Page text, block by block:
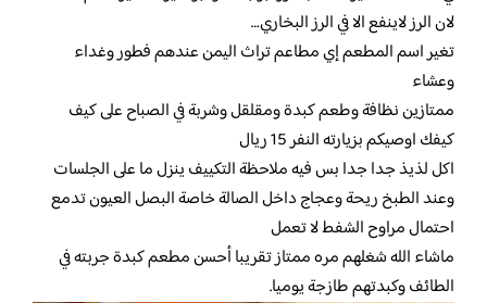
لان الرز لاينفع الا في الرز البخاري…
تغير اسم المطعم إي مطاعم تراث اليمن عندهم فطور وغداء
وعشاء
ممتازين نظافة وطعم كبدة ومقلقل وشربة في الصباح على كيف
كيفك اوصيكم بزيارته النفر 15 ريال
اكل لذيذ جدا جدا بس فيه ملاحظة التكييف ينزل ما على الجلسات
وعند الطبخ ريحة وعجاج داخل الصالة خاصة البصل العيون تدمع
احتمال مراوح الشفط لا تعمل
ماشاء الله شغلهم مره ممتاز تقريبا أحسن مطعم كبدة جربته في
الطائف وكبدتهم طازجة يوميا.